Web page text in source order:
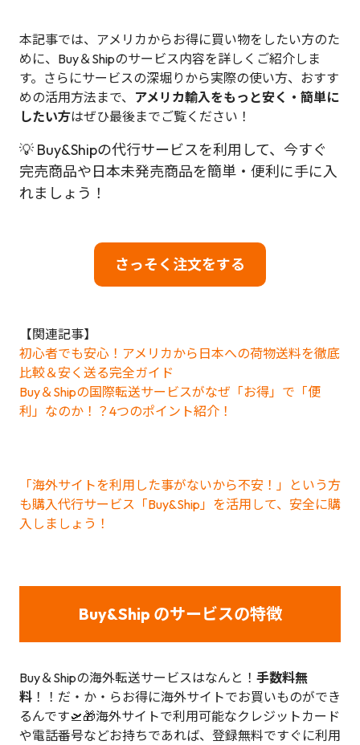
本記事では、アメリカからお得に買い物をしたい方のた
めに、Buy＆Shipのサービス内容を詳しくご紹介しま
す。さらにサービスの深堀りから実際の使い方、おすす
めの活用方法まで、 アメリカ輸入をもっと安く・簡単に
したい方はぜひ最後までご覧ください！
💡 Buy&Shipの代行サービスを利用して、今すぐ
完売商品や日本未発売商品を簡単・便利に手に入
れましょう！
さっそく注文をする
【関連記事】
初心者でも安心！アメリカから日本への荷物送料を徹底
比較＆安く送る完全ガイド
Buy＆Shipの国際転送サービスがなぜ「お得」で「便
利」なのか！？4つのポイント紹介！
「海外サイトを利用した事がないから不安！」という方
も購入代行サービス「Buy&Ship」を活用して、安全に購
入しましょう！
Buy&Ship のサービスの特徴
Buy＆Shipの海外転送サービスはなんと！ 手数料無
料 ！！だ・か・らお得に海外サイトでお買いものができ
るんです🛫🎁海外サイトで利用可能なクレジットカード
や電話番号などお持ちであれば、登録無料ですぐに利用